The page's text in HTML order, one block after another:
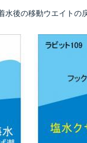
後の移動ウエイトの